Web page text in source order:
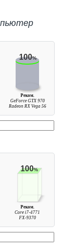
100%
Реком.
GeForce GTX 970
Radeon RX Vega 56
100%
Реком.
Core i7-4771
FX-9370